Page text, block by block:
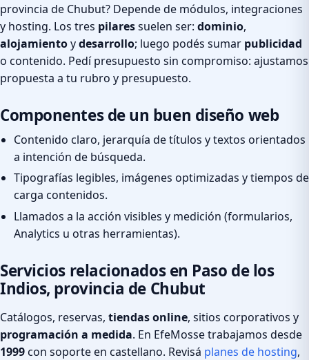
provincia de Chubut? Depende de módulos, integraciones
y hosting. Los tres pilaressuelen ser: dominio,
alojamientoydesarrollo; luego podés sumar publicidad
o contenido. Pedí presupuesto sin compromiso: ajustamos
propuesta a tu rubro y presupuesto.
Componentes de un buen diseño web
Contenido claro, jerarquía de títulos y textos orientados
a intención de búsqueda.
Tipografías legibles, imágenes optimizadas y tiempos de
carga contenidos.
Llamados a la acción visibles y medición (formularios,
Analytics u otras herramientas).
Servicios relacionados en Paso de los
Indios, provincia de Chubut
Catálogos, reservas, tiendas online, sitios corporativos y
programación a medida. En EfeMosse trabajamos desde
1999con soporte en castellano. Revisá planes de hosting,